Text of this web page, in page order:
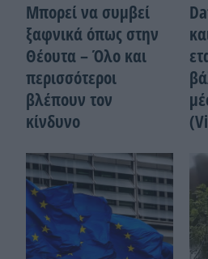
Μπορεί να συμβεί
ξαφνικά όπως στην
Θέουτα – Όλο και
περισσότεροι
βλέπουν τον
κίνδυνο